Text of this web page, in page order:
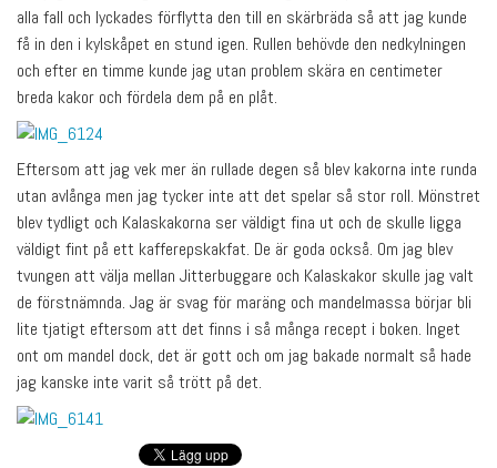
alla fall och lyckades förflytta den till en skärbräda så att jag kunde
få in den i kylskåpet en stund igen. Rullen behövde den nedkylningen
och efter en timme kunde jag utan problem skära en centimeter
breda kakor och fördela dem på en plåt.
Eftersom att jag vek mer än rullade degen så blev kakorna inte runda
utan avlånga men jag tycker inte att det spelar så stor roll. Mönstret
blev tydligt och Kalaskakorna ser väldigt fina ut och de skulle ligga
väldigt fint på ett kafferepskakfat. De är goda också. Om jag blev
tvungen att välja mellan Jitterbuggare och Kalaskakor skulle jag valt
de förstnämnda. Jag är svag för maräng och mandelmassa börjar bli
lite tjatigt eftersom att det finns i så många recept i boken. Inget
ont om mandel dock, det är gott och om jag bakade normalt så hade
jag kanske inte varit så trött på det.